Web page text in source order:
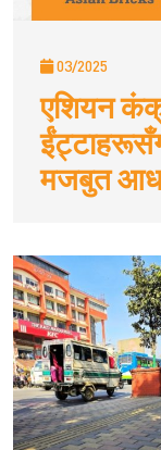
03/2025
एशियन
मजबुत